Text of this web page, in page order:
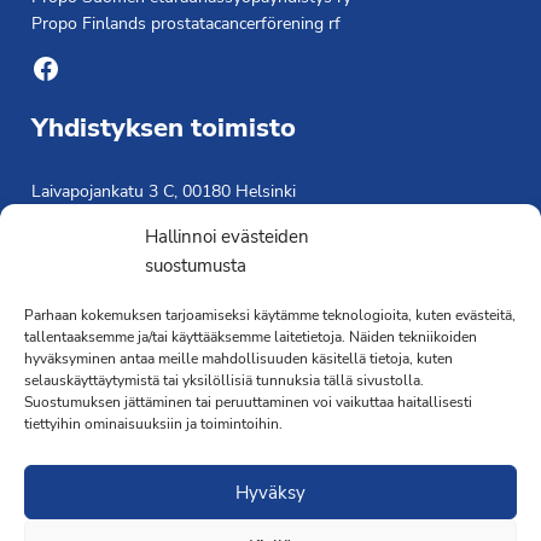
Hallinnoi evästeiden
suostumusta
Parhaan kokemuksen tarjoamiseksi käytämme teknologioita, kuten evästeitä,
tallentaaksemme ja/tai käyttääksemme laitetietoja. Näiden tekniikoiden
hyväksyminen antaa meille mahdollisuuden käsitellä tietoja, kuten
selauskäyttäytymistä tai yksilöllisiä tunnuksia tällä sivustolla.
Suostumuksen jättäminen tai peruuttaminen voi vaikuttaa haitallisesti
tiettyihin ominaisuuksiin ja toimintoihin.
Hyväksy
Propo Finlands prostatacancerförening rf
Facebook
Yhdistyksen toimisto
Laivapojankatu 3 C, 00180 Helsinki
Saavutettavuusseloste »
Toiminnanjohtaja
Kimmo Järvinen
Terveydenhoitaja
041 501 4176